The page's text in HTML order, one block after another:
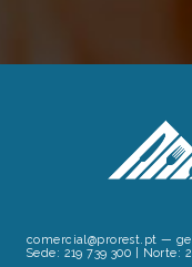
comercial@prorest.pt —
Sede: 219 739 300 | Norte: